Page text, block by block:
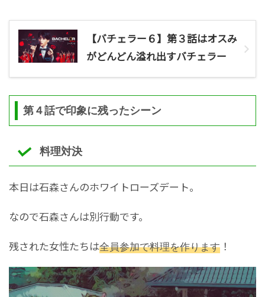
【バチェラー６】第３話はオスみ
がどんどん溢れ出すバチェラー
第４話で印象に残ったシーン
料理対決
本日は石森さんのホワイトローズデート。
なので石森さんは別行動です。
残された女性たちは全員参加で料理を作ります ！